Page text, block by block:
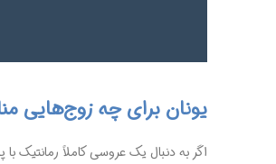
یونان برای چه زوج‌هایی
اگر به دنبال یک عروسی کاملاً رمانتیک